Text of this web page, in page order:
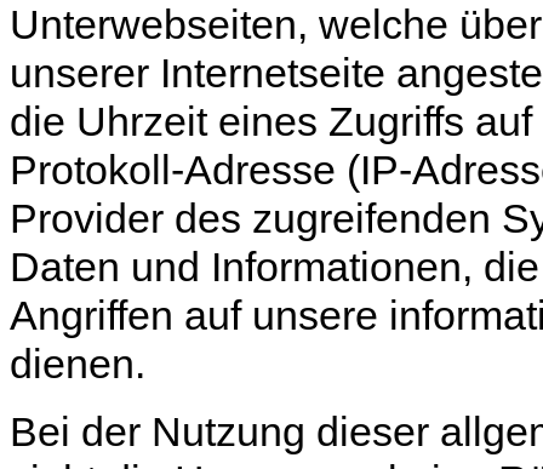
Unterwebseiten, welche
unserer Internetseite
die Uhrzeit eines Zugriffs
Protokoll-Adresse (IP-
Provider des zugreifenden
Daten und Informationen,
Angriffen auf unsere
dienen.
Bei der Nutzung dieser